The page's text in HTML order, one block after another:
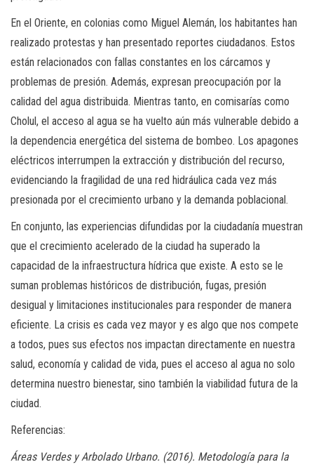
En el Oriente, en colonias como Miguel Alemán, los habitantes han
realizado protestas y han presentado reportes ciudadanos. Estos
están relacionados con fallas constantes en los cárcamos y
problemas de presión. Además, expresan preocupación por la
calidad del agua distribuida. Mientras tanto, en comisarías como
Cholul, el acceso al agua se ha vuelto aún más vulnerable debido a
la dependencia energética del sistema de bombeo. Los apagones
eléctricos interrumpen la extracción y distribución del recurso,
evidenciando la fragilidad de una red hidráulica cada vez más
presionada por el crecimiento urbano y la demanda poblacional.
En conjunto, las experiencias difundidas por la ciudadanía muestran
que el crecimiento acelerado de la ciudad ha superado la
capacidad de la infraestructura hídrica que existe. A esto se le
suman problemas históricos de distribución, fugas, presión
desigual y limitaciones institucionales para responder de manera
eficiente. La crisis es cada vez mayor y es algo que nos compete
a todos, pues sus efectos nos impactan directamente en nuestra
salud, economía y calidad de vida, pues el acceso al agua no solo
determina nuestro bienestar, sino también la viabilidad futura de la
ciudad.
Referencias:
Áreas Verdes y Arbolado Urbano. (2016). Metodología para la